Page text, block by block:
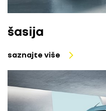
šasija
saznajte više